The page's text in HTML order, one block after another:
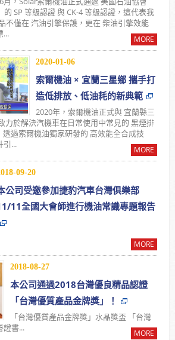
的 SP 等級認證 與 CK-4 等級認證，這代表我
不僅在 汽油引擎保護，更在 柴油引擎效能
...
MORE
2020-01-06
索爾機油 × 宜蘭三星鄉 攜手打
造低排放、低油耗的新典範
2020年，索爾機油正式與 宜蘭縣三
力於解決汽機車在日常使用中常見的 黑煙排
透過索爾機油獨家研發的 高效能全合成技
引...
MORE
09-20
公司受邀參加捷豹汽車台灣俱樂部
11全國大會師進行機油常識專題報告
MORE
2018-08-27
本公司通過2018台灣優良精品認證
「台灣優質產品金牌獎」！
「台灣優質產品金牌獎」水晶獎盃 「台灣
證書...
MORE